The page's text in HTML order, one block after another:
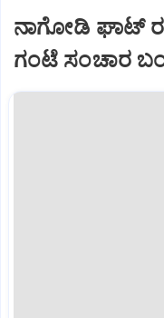
ನಾಗೋಡಿ ಘಾಟ್
ಗಂಟೆ ಸಂಚಾರ